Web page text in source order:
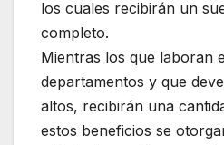
los cuales recibirán un
completo.
Mientras los que laboran
departamentos y que
altos, recibirán una
estos beneficios se